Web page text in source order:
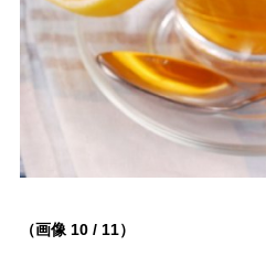
（画像 10 / 11）